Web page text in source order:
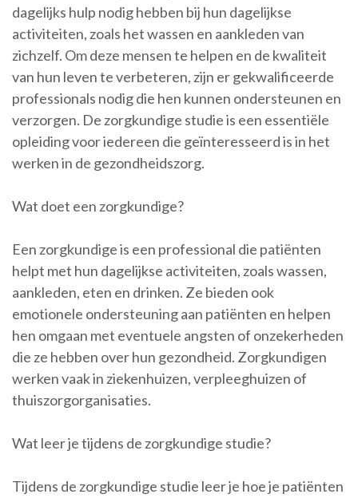
dagelijks hulp nodig hebben bij hun dagelijkse
activiteiten, zoals het wassen en aankleden van
zichzelf. Om deze mensen te helpen en de kwaliteit
van hun leven te verbeteren, zijn er gekwalificeerde
professionals nodig die hen kunnen ondersteunen en
verzorgen. De zorgkundige studie is een essentiële
opleiding voor iedereen die geïnteresseerd is in het
werken in de gezondheidszorg.
Wat doet een zorgkundige?
Een zorgkundige is een professional die patiënten
helpt met hun dagelijkse activiteiten, zoals wassen,
aankleden, eten en drinken. Ze bieden ook
emotionele ondersteuning aan patiënten en helpen
hen omgaan met eventuele angsten of onzekerheden
die ze hebben over hun gezondheid. Zorgkundigen
werken vaak in ziekenhuizen, verpleeghuizen of
thuiszorgorganisaties.
Wat leer je tijdens de zorgkundige studie?
Tijdens de zorgkundige studie leer je hoe je patiënten